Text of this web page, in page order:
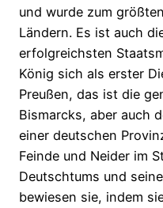
und wurde zum
Ländern. Es ist auch
erfolgreichsten
König sich als erster
Preußen, das ist die
Bismarcks, aber auch
einer deutschen
Feinde und Neider im
Deutschtums und
bewiesen sie, indem